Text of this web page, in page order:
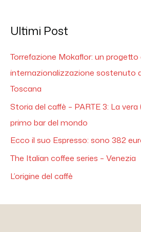
Ultimi Post
Torrefazione Mokaflor: un progetto
internazionalizzazione sostenuto
Toscana
Storia del caffè – PARTE 3: La
primo bar del mondo
Ecco il suo Espresso: sono 382
The Italian coffee series – Venezia
L’origine del caffè